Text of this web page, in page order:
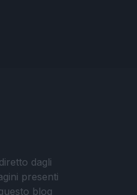
dagli
presenti
blog